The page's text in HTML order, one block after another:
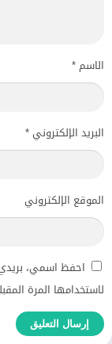
الاسم*
البريد الإلكتروني *
الموقع الإلكتروني
احفظ اسمي،
لاستخدامها المرة